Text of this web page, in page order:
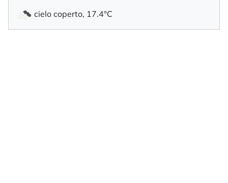
cielo coperto, 17.4°C